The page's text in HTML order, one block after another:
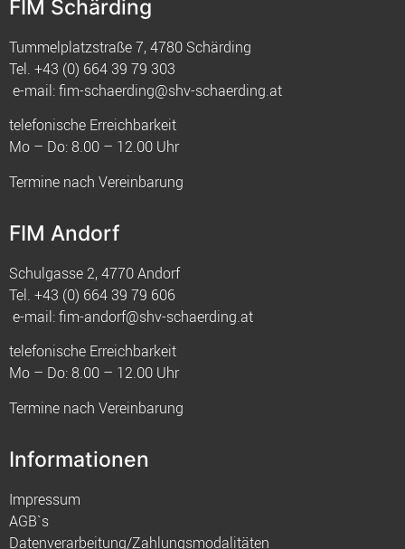
FIM Schärding
Tummelplatzstraße 7, 4780 Schärding
Tel. +43 (0) 664 39 79 303
e-mail:fim-schaerding@shv-schaerding.at
telefonische Erreichbarkeit
Mo – Do: 8.00 – 12.00 Uhr
Termine nach Vereinbarung
FIM Andorf
Schulgasse 2, 4770 Andorf
Tel. +43 (0) 664 39 79 606
e-mail:fim-andorf@shv-schaerding.at
telefonische Erreichbarkeit
Mo – Do: 8.00 – 12.00 Uhr
Termine nach Vereinbarung
Informationen
Impressum
AGB`s
Datenverarbeitung/Zahlungsmodalitäten